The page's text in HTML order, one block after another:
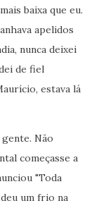
baixa que eu.
apelidos
nunca deixei
de fiel
estava lá
Não
começasse a
"Toda
um frio na